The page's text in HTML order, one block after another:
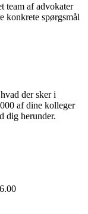
team af advokater
konkrete spørgsmål
der sker i
af dine kolleger
dig herunder.